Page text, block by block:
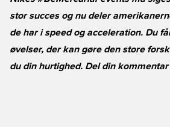
stor succes og nu deler
de har i speed og acceleration. Du
øvelser, der kan gøre den store
du din hurtighed. Del din